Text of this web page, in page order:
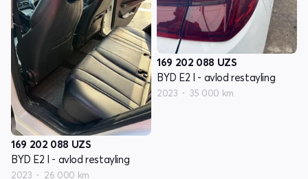
169 202 088 UZS
BYD E2 I - avlod restayling
2023 26 000 km
169 202 088 UZS
BYD E2 I - avlod restayling
2023 35 000 km